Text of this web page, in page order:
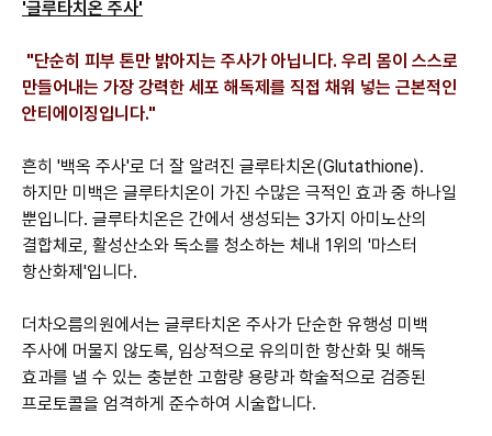
'글루타치온 주사'
"단순히 피부 톤만 밝아지는 주사가 아닙니다. 우리 몸이 스스로
만들어내는 가장 강력한 세포 해독제를 직접 채워 넣는 근본적인
안티에이징입니다."
흔히 '백옥 주사'로 더 잘 알려진 글루타치온(Glutathione).
하지만 미백은 글루타치온이 가진 수많은 극적인 효과 중 하나일
뿐입니다. 글루타치온은 간에서 생성되는 3가지 아미노산의
결합체로, 활성산소와 독소를 청소하는 체내 1위의 '마스터
항산화제'입니다.
더차오름의원에서는 글루타치온 주사가 단순한 유행성 미백
주사에 머물지 않도록, 임상적으로 유의미한 항산화 및 해독
효과를 낼 수 있는 충분한 고함량 용량과 학술적으로 검증된
프로토콜을 엄격하게 준수하여 시술합니다.